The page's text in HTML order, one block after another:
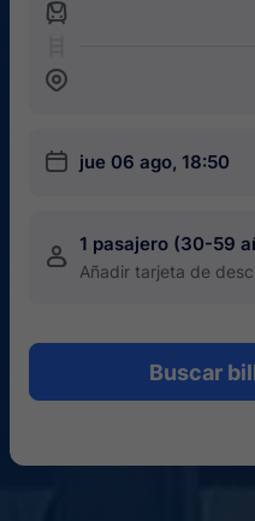
󱍉
󱒣
󱎗 jue 06 ago, 18:50
󱍂 1 pasajero (30-59
Añadir tarjeta de
Buscar